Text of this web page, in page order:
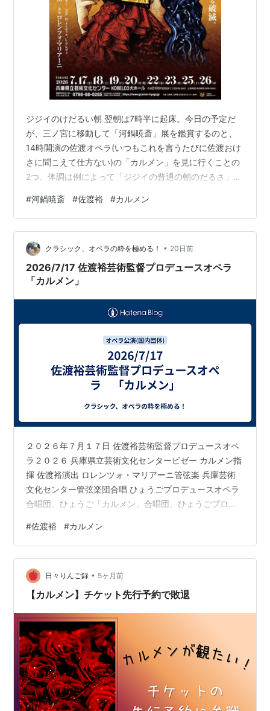
ジジイのけだるい朝 翌朝は7時半に起床。今日の予定だ
が、三ノ宮に移動して「河鍋暁斎」展を鑑賞するのと、
14時開演の佐渡オペラ(いつもこれを言うたびに佐渡おけ
さに聞こえて仕方ない)の「カルメン」を見に行くことの
2つ。体調は例によって「ジジイの普通の朝のだるさ」と
の後遺症はもうなさそうである。 さて今日は比較的スケ
ジュールに余裕があるので、まずはキャビン内でPCを広
げてアップ作業の後、朝食を摂ってから三ノ宮を目指そ
うかと思っていたのであるが、PC作業が思いのほか手こ
ずり(スクリプトの書き換えとかがあったせいで手間取っ
た)、気がついたら10時頃に…
#河鍋暁斎 #佐渡裕 #カルメン
クラシック、オペラの粋を極める！ • 20日前
2026/7/17 佐渡裕芸術監督プロデュースオペラ
「カルメン」
２０２６年７月１７日 佐渡裕芸術監督プロデュースオペ
ラ２０２６ 兵庫県立芸術文化センタービゼー カルメン指
揮 佐渡裕演出 ロレンツォ・マリアーニ管弦楽 兵庫芸術
文化センター管弦楽団合唱 ひょうごプロデュースオペラ
合唱団、ひょうご「カルメン」合唱団、ひょうごプロデ
（カルメン）、ロベルト・アローニカ（ドン・ホセ）、
アレッシオ・アルドゥイーニ（エスカミーリョ）、ヴァ
レンティーナ・マストランジェロ（ミカエラ）、梨谷桃
子（フラスキータ）、山際きみ佳（メルセデス） 他 兵庫
芸術文化センター管弦楽団のコンサートを聴くために西
#佐渡裕 #カルメン
日々りんご録 • 5ヶ月前
【カルメン】チケット先行予約で敗退